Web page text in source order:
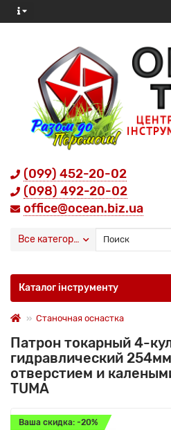
(099) 452-20-02
(098) 492-20-02
office@ocean.biz.ua
Все категории
Каталог інструменту
Станочная оснастка
Патрон токарный 4-
гидравлический
отверстием и
TUMA
Ваша скидка: -20%